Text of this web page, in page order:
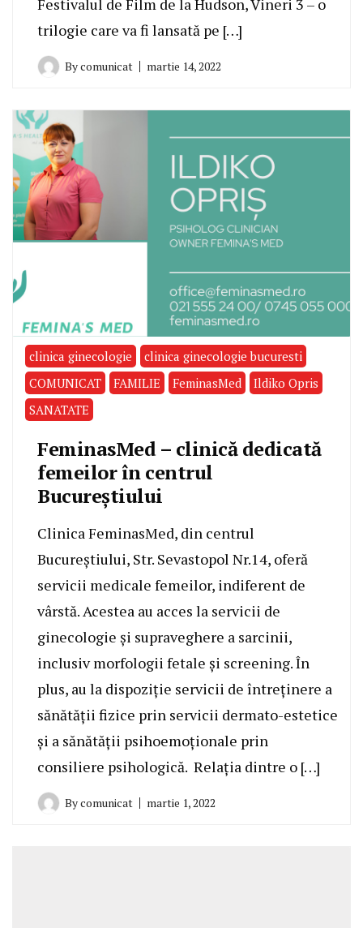
Festivalul de Film de la Hudson, Vineri 3 – o
trilogie care va fi lansată pe […]
Bycomunicat martie 14, 2022
clinica ginecologie
clinica ginecologie bucuresti
COMUNICAT
FAMILIE FeminasMed
Ildiko Opris
SANATATE
FeminasMed – clinică dedicată
femeilor în centrul
Bucureștiului
Clinica FeminasMed, din centrul
Bucureștiului, Str. Sevastopol Nr.14, oferă
servicii medicale femeilor, indiferent de
vârstă. Acestea au acces la servicii de
ginecologie și supraveghere a sarcinii,
inclusiv morfologii fetale și screening. În
plus, au la dispoziție servicii de întreținere a
sănătății fizice prin servicii dermato-estetice
și a sănătății psihoemoționale prin
consiliere psihologică. Relația dintre o […]
Bycomunicat martie 1, 2022